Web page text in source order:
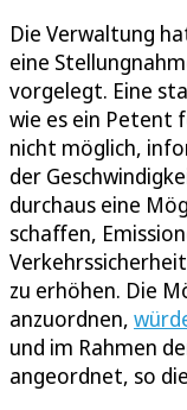
Die Verwaltung
eine
vorgelegt. Eine
wie es ein Petent
nicht möglich,
der
durchaus eine
schaffen,
zu erhöhen. Die
anzuordnen,
und im Rahmen
angeordnet, so